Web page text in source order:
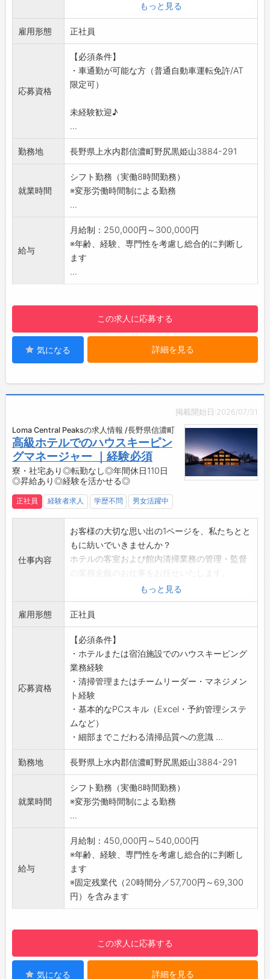
・落ち着いた雰囲気の中で、長く安定して働け
ます。
【やりがい】
快適に過ごされる喜びを感じられます♪
・清掃後の客室が美しく仕上がった時の達成感
は格別です！
◇ホテル清掃・客室清掃の仕事に興味がある方
◆清掃スタッフやチェッカー経験を活かしたい
方
◆適度に運動しながら働きたい方
◇掃除や整理整頓が得意な方
◇もくもくコツコツ作業が好きな方
◆家事スキルを仕事に活かしたい方
◇ワークライフバランスを重視したい方
豊かな自然に囲まれた軽井沢のホテルで、お客
様の快適な滞在を支えるお仕事を始めてみませ
んか？
≪ハウスキーピングスタッフ≫
・客室の清掃（ベッドメイキング、バス・トイ
レ清掃、備品補充など）
・共用スペース（ロビー・廊下など）の清掃
・リネン類の回収・交換
・忘れ物対応や備品チェック
・必要に応じた清掃スタッフの補助業務
【ポイント】
・昇給賞与あり
・賄いあり
【社宅】
・家具、家電付き単身寮完備
【採用担当者より】
はじめまして、Loma Central Peaksのリクルー
トメントチームです。
ております。
ぜひ一緒に素敵なホテルを作り上げましょう！
皆様からのご応募お待ちしております。
もっと見る
雇用形態 正社員
応募資格
【必須条件】
・車通勤が可能な方（普通自動車運転免許/AT
限定可）
未経験歓迎♪
...
勤務地 長野県上水内郡信濃町野尻黒姫山3884-291
就業時間
シフト勤務（実働8時間勤務）
※変形労働時間制による勤務
...
給与
月給制：250,000円～300,000円
※年齢、経験、専門性を考慮し総合的に判断し
ます
...
この求人に応募する
気になる 詳細を見る
掲載開始日:2026/07/31
Loma Central Peaksの求人情報 /長野県信濃町
高級ホテルでのハウスキーピン
グマネージャー ｜経験必須
寮・社宅あり◎転勤なし◎年間休日110日
◎昇給あり◎経験を活かせる◎
正社員 経験者求人 学歴不問 男女活躍中
仕事内容
お客様の大切な思い出の1ページを、私たちとと
もに紡いでいきませんか？
ホテルの客室および館内清掃業務の管理・監督
≪ハウスキーピングマネージャー≫
・客室およびパブリックスペースの清掃品質管
理
・ハウスキーピングスタッフの指導・教育・シ
フト管理
・清掃業務のスケジュール調整および進捗管理
・リネン・アメニティの在庫管理・発注
・清掃基準・衛生管理のチェックおよび改善提
案
・他部署との連携・調整（フロント、メンテナ
ンスなど）
・ゲストからのリクエスト対応およびクレーム
対応
・昇給賞与あり
・賄いあり
【社宅】
・家具、家電付き単身寮完備
・住宅手当制度あり
【採用担当者より】
はじめまして、リゾートホテル Loma Central
共にホテルを盛り上げていくスタッフを募集し
ております。
ぜひ一緒に素敵なホテルを作り上げましょう！
もっと見る
雇用形態 正社員
応募資格
【必須条件】
・ホテルまたは宿泊施設でのハウスキーピング
業務経験
・清掃管理またはチームリーダー・マネジメン
ト経験
・基本的なPCスキル（Excel・予約管理システ
ムなど）
・細部までこだわる清掃品質への意識 ...
勤務地 長野県上水内郡信濃町野尻黒姫山3884-291
就業時間
シフト勤務（実働8時間勤務）
※変形労働時間制による勤務
...
給与
月給制：450,000円～540,000円
※年齢、経験、専門性を考慮し総合的に判断し
ます
※固定残業代（20時間分／57,700円～69,300
円）を含みます
この求人に応募する
気になる 詳細を見る